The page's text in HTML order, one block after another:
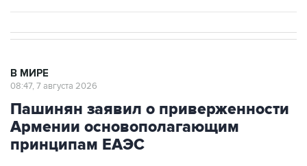
В МИРЕ
08:47, 7 августа 2026
Пашинян заявил о приверженности
Армении основополагающим
принципам ЕАЭС